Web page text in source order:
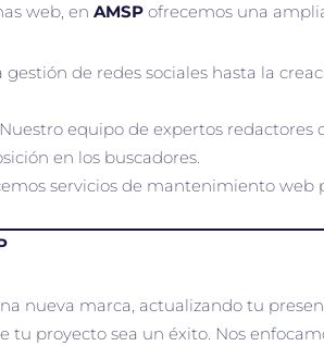
web, en AMSP ofrecemos una
gestión de redes sociales hasta la
equipo de expertos
en los buscadores.
servicios de mantenimiento web
nueva marca, actualizando tu
tu proyecto sea un éxito. Nos